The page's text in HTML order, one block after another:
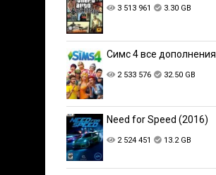
3 513 961 3.30 GB
Симс 4 все дополнения
2 533 576 32.50 GB
Need for Speed (2016)
2 524 451 13.2 GB